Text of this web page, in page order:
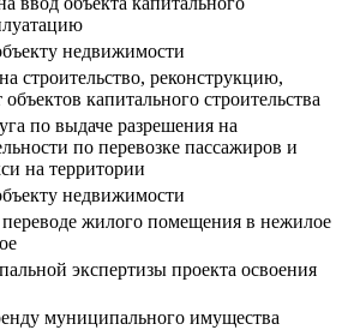
недвижимости
строительство, реконструкцию,
капитального строительства
по выдаче разрешения на
по перевозке пассажиров и
на территории
недвижимости
жилого помещения в нежилое
экспертизы проекта освоения
муниципального имущества